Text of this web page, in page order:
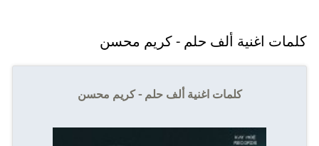
كلمات اغنية ألف حلم - كريم محسن
كلمات اغنية ألف حلم - كريم محسن